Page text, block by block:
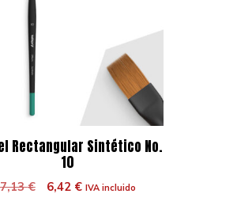
Rectangular Sintético No.
10
7,13€
El
6,42 €ElIVA incluido